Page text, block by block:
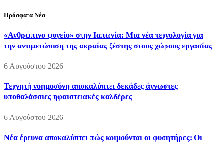
Πρόσφατα Νέα
«Ανθρώπινο ψυγείο» στην Ιαπωνία: Μια νέα τεχνολογία για
την αντιμετώπιση της ακραίας ζέστης στους χώρους εργασίας
6 Αυγούστου 2026
Τεχνητή νοημοσύνη αποκαλύπτει δεκάδες άγνωστες
υποθαλάσσιες ηφαιστειακές καλδέρες
6 Αυγούστου 2026
Νέα έρευνα αποκαλύπτει πώς κοιμούνται οι φυσητήρες: Οι